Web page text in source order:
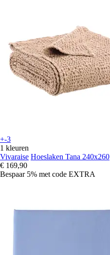
+-3
1 kleuren
Vivaraise Hoeslaken Tana 240x260
€ 169,90
Bespaar 5% met code EXTRA